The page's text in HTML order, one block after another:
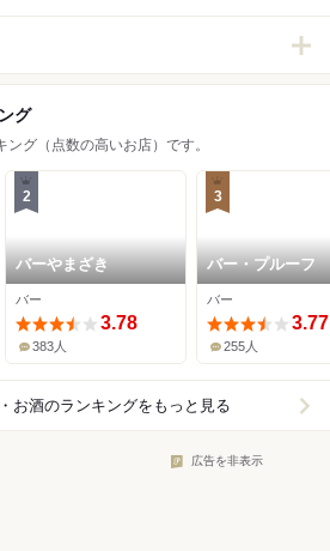
グ
ング（点数の高いお店）です。
2
バーやまざき
バー
3.78
383人
3
バー・プルーフ
バー
3.77
255人
お酒のランキングをもっと見る
広告を非表示